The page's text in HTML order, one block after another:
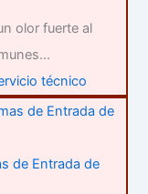
olor fuerte al
técnico
de Entrada de